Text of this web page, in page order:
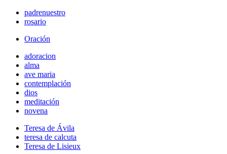
padrenuestro
rosario
Oración
adoracion
alma
ave maria
contemplación
dios
meditación
novena
Teresa de Ávila
teresa de calcuta
Teresa de Lisieux